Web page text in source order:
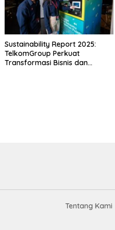
Sustainability Report 2025:
TelkomGroup Perkuat
Transformasi Bisnis dan
Tentang Kami